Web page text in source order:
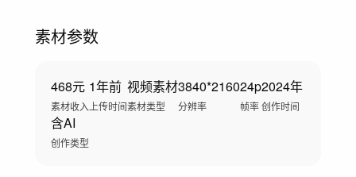
素材参数
468元
素材收入
1年前
上传时间
视频素材
素材类型
3840*2160
分辨率
24p
帧率
2024年
创作时间
含AI
创作类型